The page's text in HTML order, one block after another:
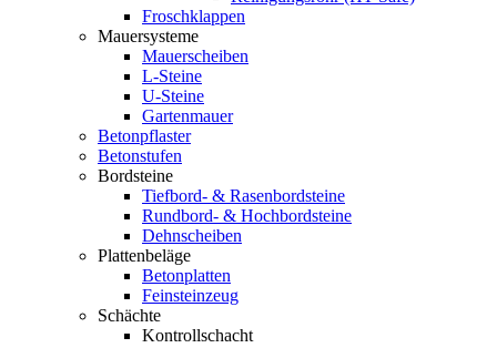
Froschklappen
Mauersysteme
Mauerscheiben
L-Steine
U-Steine
Gartenmauer
Betonpflaster
Betonstufen
Bordsteine
Tiefbord- & Rasenbordsteine
Rundbord- & Hochbordsteine
Dehnscheiben
Plattenbeläge
Betonplatten
Feinsteinzeug
Schächte
Kontrollschacht